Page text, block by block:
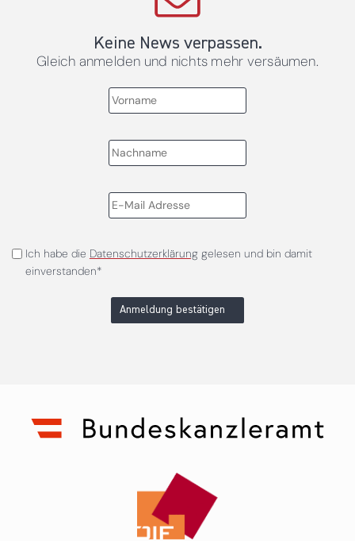
Keine News verpassen.
Gleich anmelden und nichts mehr versäumen.
Ich habe die Datenschutzerklärunggelesen und bin damit
einverstanden*
Anmeldung bestätigen